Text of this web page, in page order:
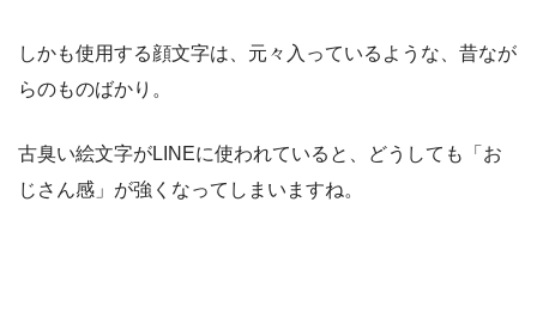
しかも使用する顔文字は、元々入っているような、昔なが
らのものばかり。
古臭い絵文字がLINEに使われていると、どうしても「お
じさん感」が強くなってしまいますね。